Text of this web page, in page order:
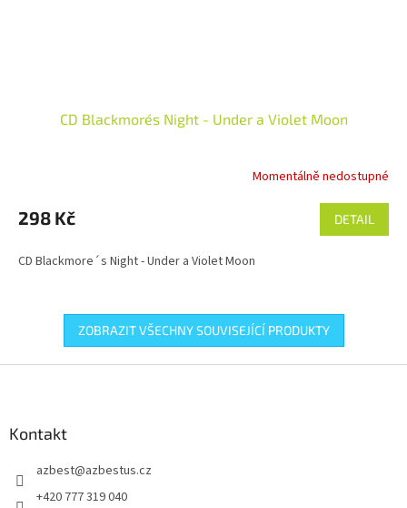
CD Blackmore´s Night - Under a Violet Moon
Momentálně nedostupné
298 Kč DETAIL
CD Blackmore´s Night - Under a Violet Moon
ZOBRAZIT VŠECHNY SOUVISEJÍCÍ PRODUKTY
Kontakt
azbest@azbestus.cz
+420 777 319 040